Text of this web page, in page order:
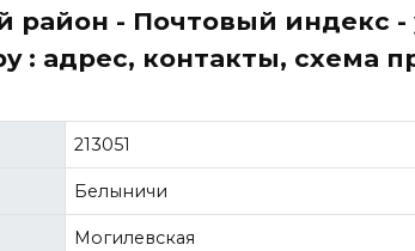
район - Почтовый индекс -
: адрес, контакты, схема
213051
Белыничи
Могилевская